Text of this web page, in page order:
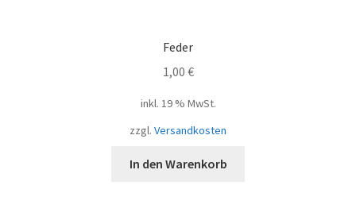
Feder
1,00 €
inkl. 19 % MwSt.
zzgl. Versandkosten
In den Warenkorb